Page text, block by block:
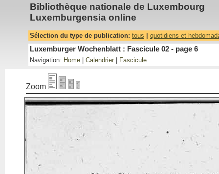
Bibliothèque nationale de Luxembourg
Luxemburgensia online
Sélection du type de publication: tous quotidiens et
Luxemburger Wochenblatt : Fascicule 02 - page 6
Navigation: Home Calendrier Fascicule
Zoom